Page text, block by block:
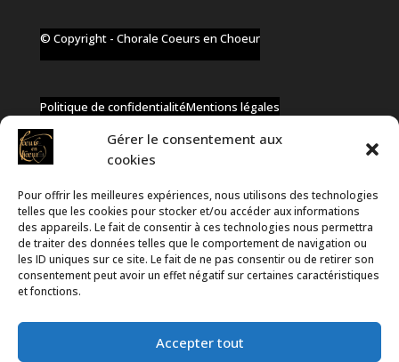
Gérer le consentement aux
cookies
Pour offrir les meilleures expériences, nous utilisons des technologies
telles que les cookies pour stocker et/ou accéder aux informations
des appareils. Le fait de consentir à ces technologies nous permettra
de traiter des données telles que le comportement de navigation ou
les ID uniques sur ce site. Le fait de ne pas consentir ou de retirer son
consentement peut avoir un effet négatif sur certaines caractéristiques
et fonctions.
Accepter tout
© Copyright - Chorale Coeurs en Choeur
Politique de confidentialitéMentions légales
✆ +32 477 91 58 46
✉ infos@coeurs-en-choeur.be
Toute proposition de partenariat en développement sera